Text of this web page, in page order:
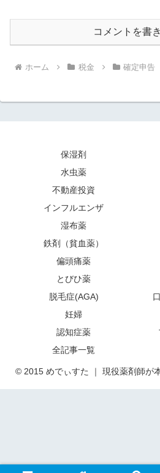
コメントを書
ホーム 税金 確定申告
保湿剤
水虫薬
不動産投資
インフルエンザ
湿布薬
鉄剤（貧血薬）
偏頭痛薬
とびひ薬
脱毛症(AGA)
妊婦
認知症薬
全記事一覧
© 2015 めでぃすた ｜ 現役薬剤師が